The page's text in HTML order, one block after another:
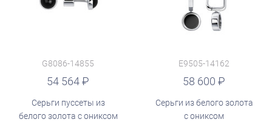
G8086-14855
54 564
Серьги пуссеты из
белого золота с ониксом
E9505-14162
58 600
Серьги из белого золота
с ониксом